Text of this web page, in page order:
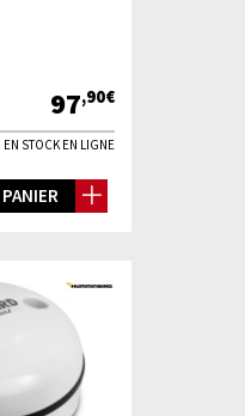
97,90€
EN STOCK EN LIGNE